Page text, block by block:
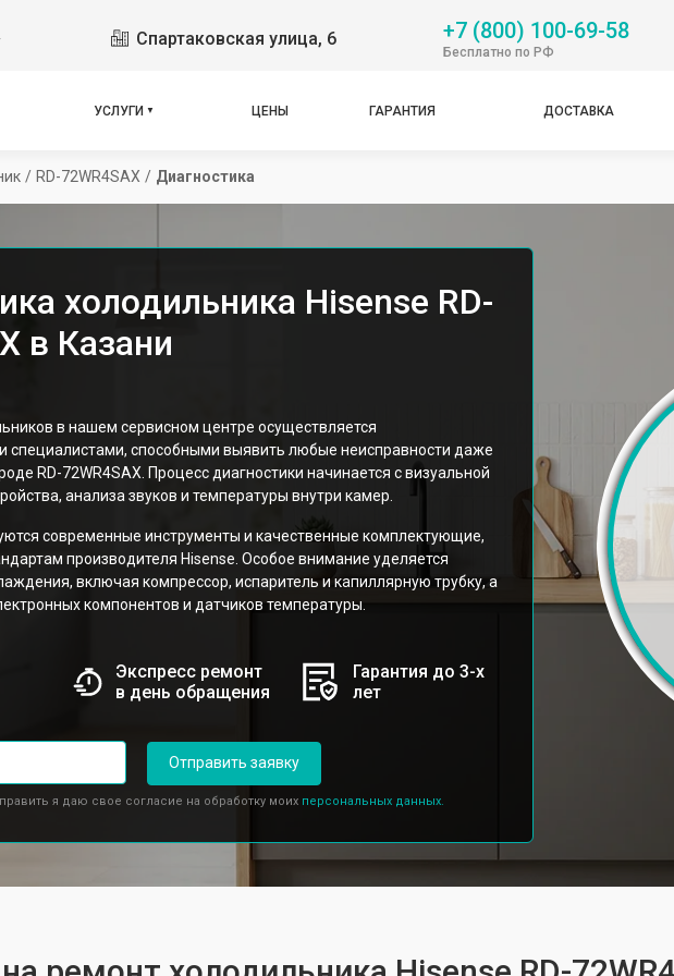
Спартаковская улица, 6 +7 (800) 100-69-58
Бесплатно по РФ
УСЛУГИ ЦЕНЫ ГАРАНТИЯ ДОСТАВКА
/ RD-72WR4SAX / Диагностика
холодильника Hisense RD-
в Казани
в нашем сервисном центре осуществляется
специалистами, способными выявить любые неисправности даже
RD-72WR4SAX. Процесс диагностики начинается с визуальной
анализа звуков и температуры внутри камер.
современные инструменты и качественные комплектующие,
производителя Hisense. Особое внимание уделяется
включая компрессор, испаритель и капиллярную трубку, а
компонентов и датчиков температуры.
Экспресс ремонт
в день обращения
Гарантия до 3-х
лет
Отправить заявку
я даю свое согласие на обработку моих персональных данных.